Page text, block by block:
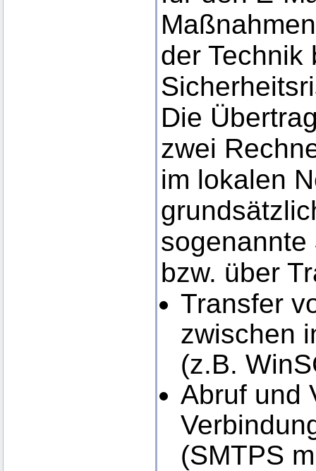
der Technik
Die
zwei
im lokalen
sogenannte
bzw. über
Transfer
zwischen
(z.B.
Abruf und
(SMTPS